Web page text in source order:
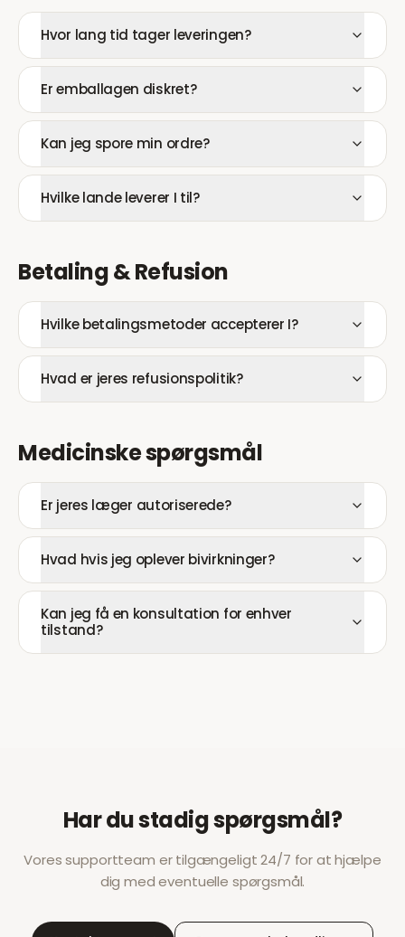
Hvor lang tid tager leveringen?
Er emballagen diskret?
Kan jeg spore min ordre?
Hvilke lande leverer I til?
Betaling & Refusion
Hvilke betalingsmetoder accepterer I?
Hvad er jeres refusionspolitik?
Medicinske spørgsmål
Er jeres læger autoriserede?
Hvad hvis jeg oplever bivirkninger?
Kan jeg få en konsultation for enhver
tilstand?
Har du stadig spørgsmål?
Vores supportteam er tilgængeligt 24/7 for at hjælpe
dig med eventuelle spørgsmål.